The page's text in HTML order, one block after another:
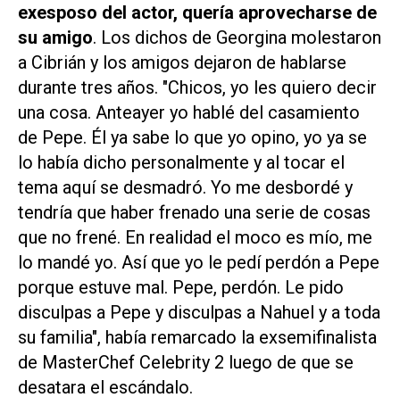
exesposo del actor, quería aprovecharse de
su amigo. Los dichos de Georgina molestaron
a Cibrián y los amigos dejaron de hablarse
durante tres años. "Chicos, yo les quiero decir
una cosa. Anteayer yo hablé del casamiento
de Pepe. Él ya sabe lo que yo opino, yo ya se
lo había dicho personalmente y al tocar el
tema aquí se desmadró. Yo me desbordé y
tendría que haber frenado una serie de cosas
que no frené. En realidad el moco es mío, me
lo mandé yo. Así que yo le pedí perdón a Pepe
porque estuve mal. Pepe, perdón. Le pido
disculpas a Pepe y disculpas a Nahuel y a toda
su familia", había remarcado la exsemifinalista
de MasterChef Celebrity 2 luego de que se
desatara el escándalo.